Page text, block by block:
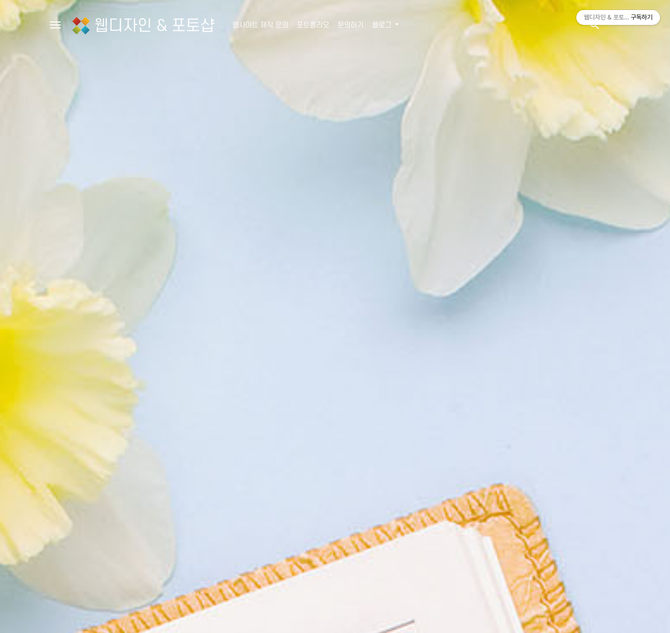
Toggle navigation웹디자인 & 포토샵 웹사이트 제작 문의 포트폴리오 문의하기 블로그 search
티스토리툴바
웹디자인 & 포토샵 구독하기